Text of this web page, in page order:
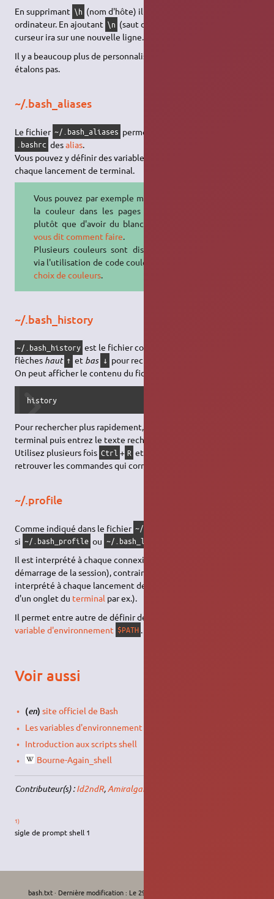
En supprimant \h (nom d'hôte) il n'y a plus le nom de votre
ordinateur. En ajoutant \n (saut de ligne) avant le dollar le
curseur ira sur une nouvelle ligne.
Il y a beaucoup plus de personnalisation possible mais ne nous
étalons pas.
~/.bash_aliases
Le fichier ~/.bash_aliases permet de séparer le script
.bashrc desalias
Vous pouvez y définir des variables qui seront chargées à
chaque lancement de terminal.
Vous pouvez par exemple mettre de
la couleur dans les pages du man
plutôt que d'avoir du blanc.
vous dit comment faire.
Plusieurs couleurs sont disponibles
via l'utilisation de code couleurs :
choix de couleurs.
~/.bash_history
~/.bash_history est le fichier consulté lorsqu'on utilise les
flèches haut ↑ et bas ↓ pour rechercher une commande.
On peut afficher le contenu du fichier avec la commande
history
Pour rechercher plus rapidement, utilisez
terminal puis entrez le texte recherché.
Utilisez plusieurs fois Ctrl + R et non pas les flèches pour
retrouver les commandes qui correspondent.
~/.profile
Comme indiqué dans le fichier ~/.profile
si ~/.bash_profile ou ~/.bash_login
Il est interprété à chaque connexion de l'utilisateur (au
démarrage de la session), contrairement à
interprété à chaque lancement de
d'un onglet du terminal par ex.).
Il permet entre autre de définir de nouveaux
variable d'environnement $PATH .
Voir aussi
(en) site officiel de Bash
Les variables d'environnement
Introduction aux scripts shell
Bourne-Again_shell
Contributeur(s) :Id2ndR,Amiralgaby
1)
sigle de prompt shell 1
bash.txt· Dernière modification : Le 29/12/2025, 13:28